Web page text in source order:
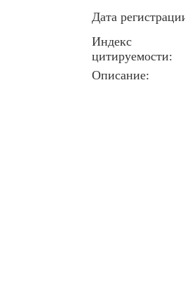
Дата
Индекс
цитируемости:
Описание: